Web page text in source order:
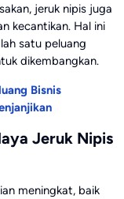
jeruk nipis juga
kecantikan. Hal ini
satu peluang
dikembangkan.
Bisnis
Jeruk Nipis
meningkat, baik